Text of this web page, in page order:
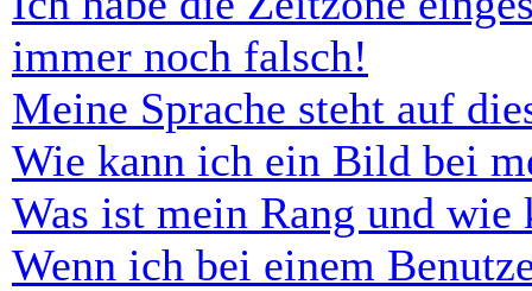
immer noch falsch!
Meine Sprache steht auf
Wie kann ich ein Bild bei
Was ist mein Rang und wie
Wenn ich bei einem